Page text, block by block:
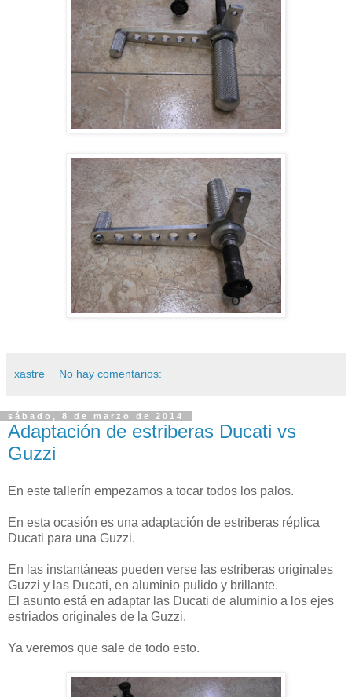
xastre No hay comentarios:
sábado, 8 de marzo de 2014
Adaptación de estriberas Ducati vs
Guzzi
En este tallerín empezamos a tocar todos los palos.
En esta ocasión es una adaptación de estriberas réplica
Ducati para una Guzzi.
En las instantáneas pueden verse las estriberas originales
Guzzi y las Ducati, en aluminio pulido y brillante.
El asunto está en adaptar las Ducati de aluminio a los ejes
estriados originales de la Guzzi.
Ya veremos que sale de todo esto.